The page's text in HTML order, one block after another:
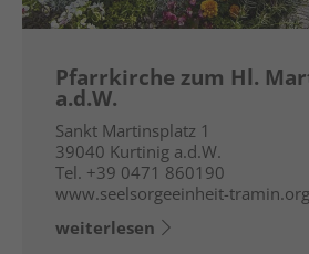
Pfarrkirche zum Hl.
a.d.W.
Sankt Martinsplatz 1
39040 Kurtinig a.d.W.
Tel. +39 0471 860190
www.seelsorgeeinheit-tramin.org
weiterlesen